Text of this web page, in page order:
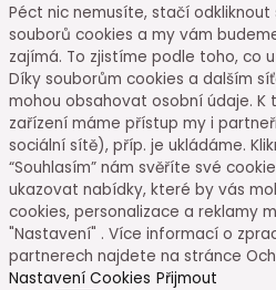
Péct nic nemusíte, stačí odkliknout
souborů cookies a my vám
zajímá. To zjistíme podle toho, co
Díky souborům cookies a dalším
mohou obsahovat osobní údaje. K
zařízení máme přístup my i
sociální sítě), příp. je ukládáme.
“Souhlasím” nám svěříte své
ukazovat nabídky, které by vás
cookies, personalizace a reklamy
"Nastavení" . Více informací o
partnerech najdete na stránce
Nastavení Cookies Přijmout